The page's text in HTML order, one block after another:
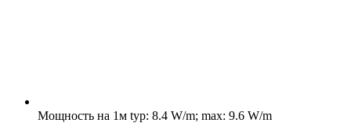
Мощность на 1м typ: 8.4 W/m; max: 9.6 W/m